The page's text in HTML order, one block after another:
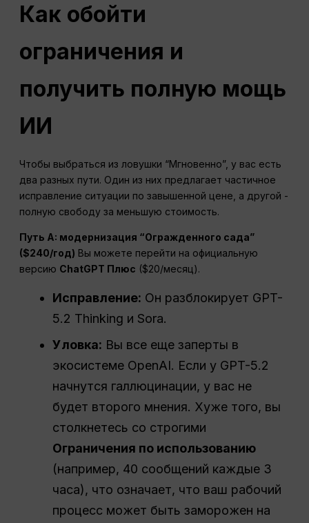
Как обойти
ограничения и
получить полную мощь
ИИ
Чтобы выбраться из ловушки “Мгновенно”, у вас есть
два разных пути. Один из них предлагает частичное
исправление ситуации по завышенной цене, а другой -
полную свободу за меньшую стоимость.
Путь A: модернизация “Огражденного сада”
($240/год) Вы можете перейти на официальную
версию ChatGPT Плюс ($20/месяц).
Исправление: Он разблокирует GPT-
5.2 Thinking и Sora.
Уловка: Вы все еще заперты в
экосистеме OpenAI. Если у GPT-5.2
начнутся галлюцинации, у вас не
будет второго мнения. Хуже того, вы
столкнетесь со строгими
Ограничения по использованию
(например, 40 сообщений каждые 3
часа), что означает, что ваш рабочий
процесс может быть заморожен на